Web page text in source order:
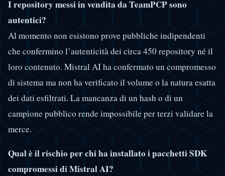
I repository messi in vendita da TeamPCP sono
autentici?
Al momento non esistono prove pubbliche indipendenti
che confermino l’autenticità dei circa 450 repository né il
loro contenuto. Mistral AI ha confermato un compromesso
di sistema ma non ha verificato il volume o la natura esatta
dei dati esfiltrati. La mancanza di un hash o di un
campione pubblico rende impossibile per terzi validare la
merce.
Qual è il rischio per chi ha installato i pacchetti SDK
compromessi di Mistral AI?